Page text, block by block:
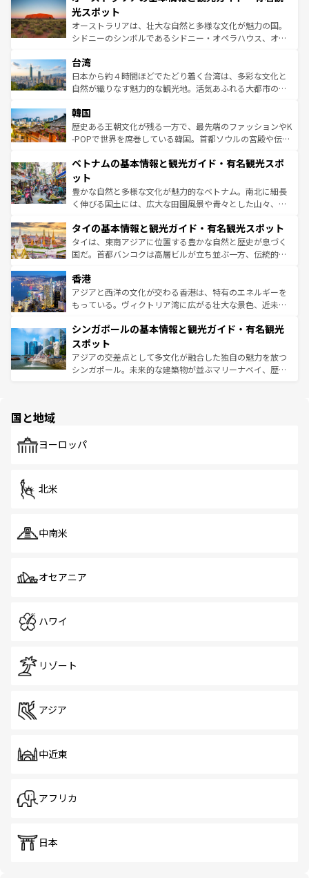
しみながら、その多様性と豊かな歴史を感じることができ
るだろう。車でのロードトリップや列車の旅も、アメリカ
ならではの贅沢な旅のスタイルだ。 なお、新着のアメリカ
情報は コンテンツ一覧 を参照してほしい。
島だが、静かな自然を求めるならマウイ島やカウアイ島が
おすすめ。エメラルドグリーンに輝く海をはじめ、豊かな
文化や歴史が息づいている。「アロハスピリット」と呼ば
人々、おいしいローカルフードやハワイアンミュージッ
ク、伝統的なフラダンスなど、すべてがハワイの魅力を彩
っている。訪れるたびに新しい発見と感動が待っているハ
はコンテンツ一覧
光スポット
オーストラリアは、壮大な自然と多様な文化が魅力の国。
シドニーのシンボルであるシドニー・オペラハウス、オー
リアリーフや大陸中央部にそびえるウルル（エアーズロッ
ク）、タスマニアの美しい原生林やケアンズの熱帯雨林な
ど、見どころがたくさん。また、カフェやワイン、オージ
いる。アクティビティも充実しており、サーフィンやダイ
ビング、ハイキングなど、アウトドア好きにはたまらな
い。オーストラリアの多彩な魅力を存分に味わいつくそ
参照してほしい。
台湾
日本から約４時間ほどでたどり着く台湾は、多彩な文化と
自然が織りなす魅力的な観光地。活気あふれる大都市の台
ン）、静ひつな山岳地帯である台湾東部など、都市の喧騒
と山間の静けさが共存しており、訪れる人に新しい発見と
驚きをもたらしてくれる。また、奥深い台湾の食文化も魅
容にもいいと評判のスイーツなど、バラエティ豊かな料理
照してほしい。
韓国
歴史ある王朝文化が残る一方で、最先端のファッションやK
-POPで世界を席巻している韓国。首都ソウルの宮殿や伝統
き、地方に足を延ばせば四季折々の自然美を楽しむことが
できる。そして、キムチや焼肉、絶品のストリートフード
まで、さまざまな韓国料理が待っている。夜には、韓国な
らではのナイトライフも堪能できる。あたたかいホスピタ
わってみてほしい。 なお、新着の韓国情報はコンテンツ一
覧 を参照してほしい。
ベトナムの基本情報と観光ガイド・有名観光スポ
ット
豊かな自然と多様な文化が魅力的なベトナム。南北に細長
く伸びる国土には、広大な田園風景や青々とした山々、世
急速な発展と共に伝統が息づく。ハノイの古い町並みやホ
ーチミン市のフランス統治時代の建物も、独特の雰囲気を
醸し出している。また、バラエティの豊かさとおいしさで
とつ。フォーやバインミー、ベトナムコーヒーなどは、ぜ
ひ現地で味わいたい。どの地域を訪れてもあたたかい人々
が旅行者を迎えてくれるので、きっと忘れられない旅にな
参照してほしい。
タイの基本情報と観光ガイド・有名観光スポット
タイは、東南アジアに位置する豊かな自然と歴史が息づく
国だ。首都バンコクは高層ビルが立ち並ぶ一方、伝統的な
の活気が交差している。北部ではチェンマイなどの山岳地
帯で自然と触れ合い、南部ではプーケットやクラビの美し
いビーチでリゾート気分を楽しむことができる。タイ料理
激する。気候は一年中温暖で、どの季節にも異なる楽しみ
が待っている。親しみやすいタイの人々、仏教を中心とし
た文化、そして多様な観光資源が、訪れる旅人を魅了し続
ける。 なお、新着のタイ情報はコンテンツ一覧を参照して
香港
アジアと西洋の文化が交わる香港は、特有のエネルギーを
もっている。ヴィクトリア湾に広がる壮大な景色、近未来
み、どこを訪れても感動するはず。観光スポットが密集し
ており、効率よく見どころを回れるのも魅力。息をのむよ
うな絶景から文化的な体験まで、香港を存分に楽しみ尽く
そう。 なお、新着の香港情報はコンテンツ一覧を参照して
シンガポールの基本情報と観光ガイド・有名観光
スポット
アジアの交差点として多文化が融合した独自の魅力を放つ
シンガポール。未来的な建築物が並ぶマリーナベイ、歴史
で、ホーカーズは地元の風情を楽しめる外せないスポット
国と地域
ヨーロッパ
北米
中南米
オセアニア
ハワイ
リゾート
アジア
中近東
アフリカ
日本